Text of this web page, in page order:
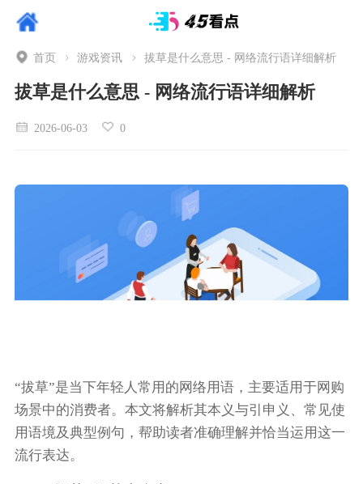
首页 游戏资讯 拔草是什么意思 - 网络流行语详细解析
拔草是什么意思 - 网络流行语详细解析
2026-06-03 0
“拔草”是当下年轻人常用的网络用语，主要适用于网购
场景中的消费者。本文将解析其本义与引申义、常见使
用语境及典型例句，帮助读者准确理解并恰当运用这一
流行表达。